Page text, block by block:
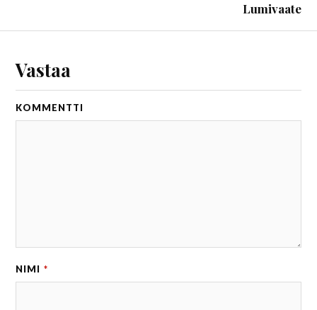
Lumivaate
Vastaa
KOMMENTTI
NIMI *